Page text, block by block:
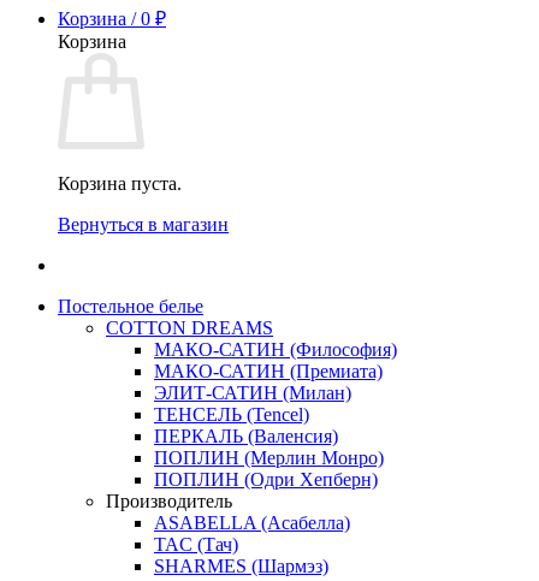
Корзина /0 ₽
Корзина
Корзина пуста.
Вернуться в магазин
Постельное белье
COTTON DREAMS
МАКО-САТИН (Философия)
МАКО-САТИН (Премиата)
ЭЛИТ-САТИН (Милан)
ТЕНСЕЛЬ (Tencel)
ПЕРКАЛЬ (Валенсия)
ПОПЛИН (Мерлин Монро)
ПОПЛИН (Одри Хепберн)
Производитель
ASABELLA (Асабелла)
TAC (Тач)
SHARMES (Шармэз)